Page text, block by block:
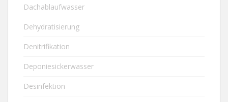
Dachablaufwasser
Dehydratisierung
Denitrifikation
Deponiesickerwasser
Desinfektion